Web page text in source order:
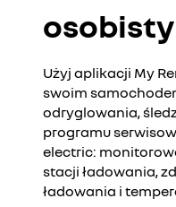
Użyj aplikacji My
swoim
odryglowania,
programu
electric:
stacji ładowania,
ładowania i